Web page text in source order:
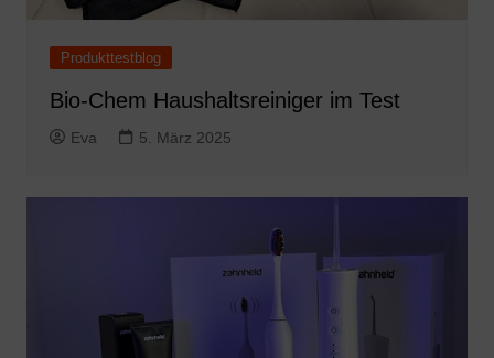
Produkttestblog
Bio-Chem Haushaltsreiniger im Test
Eva 5. März 2025